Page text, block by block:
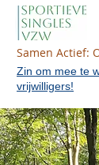
Samen Actief:
Zin om mee te
vrijwilligers!